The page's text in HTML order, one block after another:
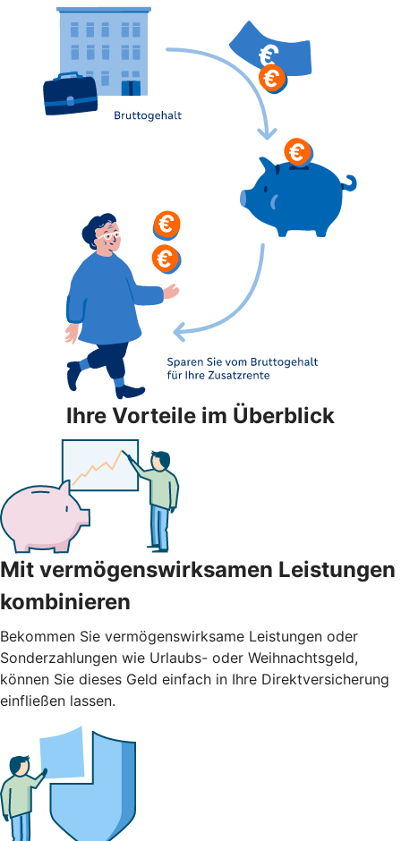
Ihre Vorteile im Überblick
Mit vermögenswirksamen Leistungen
kombinieren
Bekommen Sie vermögenswirksame Leistungen oder
Sonderzahlungen wie Urlaubs- oder Weihnachtsgeld,
können Sie dieses Geld einfach in Ihre Direktversicherung
einfließen lassen.